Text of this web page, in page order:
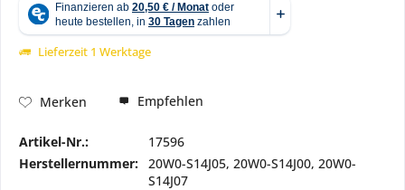
Lieferzeit 1 Werktage
Merken Empfehlen
Artikel-Nr.:
17596
Herstellernummer: 20W0-S14J05, 20W0-S14J00, 20W0-
S14J07